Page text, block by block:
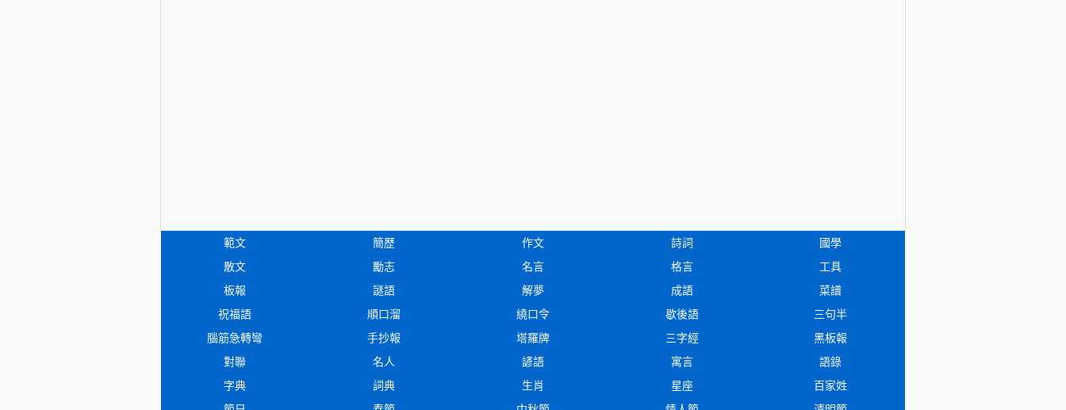
範文 簡歷 作文 詩詞
國學
散文
勵志 名言 格言
工具
板報
謎語 解夢 成語
菜譜
祝福語
順口溜 繞口令 歇後語
三句半
腦筋急轉彎
手抄報 塔羅牌 三字經
黑板報
對聯
名人 諺語 寓言
語錄
字典
詞典 生肖 星座
百家姓